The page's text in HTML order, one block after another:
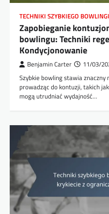
TECHNIKI SZYBKIEGO
Zapobieganie
bowlingu: Techniki
Kondycjonowanie
Benjamin Carter 11/03/
Szybkie bowling stawia znaczny
prowadząc do kontuzji, takich
mogą utrudniać wydajność…